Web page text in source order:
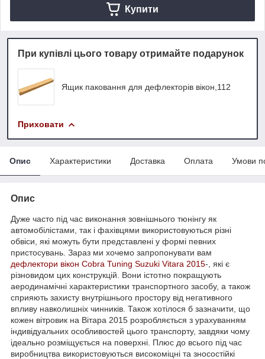
Купити
При купівлі цього товару отримайте подарунок
Ящик паковання для дефлекторів вікон,112
Приховати
Опис Характеристики Доставка Оплата Умови
Опис
Дуже часто під час виконання зовнішнього тюнінгу як
автомобілістами, так і фахівцями використовуються різні
обвіси, які можуть бути представлені у формі певних
пристосувань. Зараз ми хочемо запропонувати вам
дефлектори вікон Cobra Tuning Suzuki Vitara 2015-, які є
різновидом цих конструкцій. Вони істотно покращують
аеродинамічні характеристики транспортного засобу, а також
сприяють захисту внутрішнього простору від негативного
впливу навколишніх чинників. Також хотілося б зазначити, що
кожен вітровик на Вітара 2015 розробляється з урахуванням
індивідуальних особливостей цього транспорту, завдяки чому
ідеально розміщується на поверхні. Плюс до всього під час
виробництва використовуються високоміцні та зносостійкі